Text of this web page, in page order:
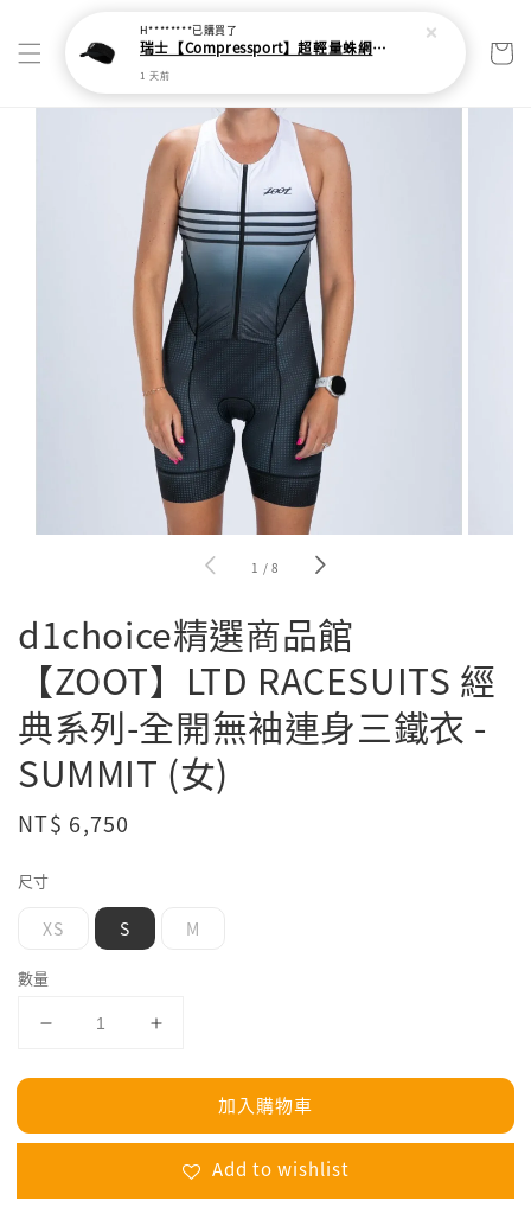
1 /8
d1choice精選商品館
【ZOOT】LTD RACESUITS 經
典系列-全開無袖連身三鐵衣 -
SUMMIT (女)
Regular
NT$ 6,750
尺寸
XS S M
數量
加入購物車
Add to wishlist
H********已購買了
瑞士【Compressport】超輕量蛛網頭帶
1 天前